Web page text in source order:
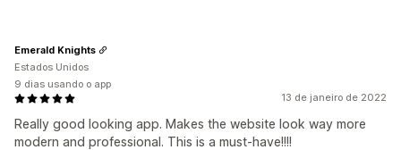
13 de janeiro de 2022
Really good looking app. Makes the website look way more
modern and professional. This is a must-have!!!!
Emerald Knights
Estados Unidos
9 dias usando o app